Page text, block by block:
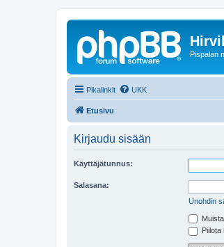
Pispalan
Pikalinkit UKK
Etusivu
Kirjaudu sisään
Käyttäjätunnus:
Salasana:
Unohdin